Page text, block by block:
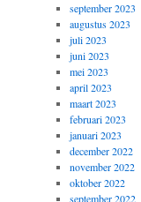
september 2023
augustus 2023
juli 2023
juni 2023
mei 2023
april 2023
maart 2023
februari 2023
januari 2023
december 2022
november 2022
oktober 2022
september 2022